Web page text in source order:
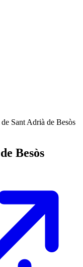
Sant Adrià de Besòs
Besòs